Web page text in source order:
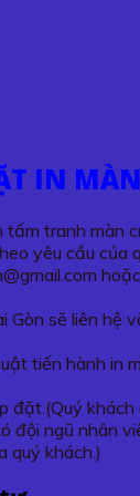
IN
tấm tranh màn
yêu cầu của
Gòn sẽ liên hệ
tiến hành in
đặt.(Quý
đội ngũ nhân
quý khách.)